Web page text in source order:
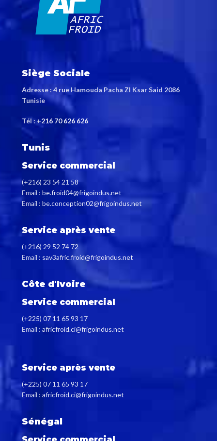
Siège Sociale
Adresse : 4 rue Hamouda Pacha ZI Ksar Said 2086
Tunisie
Tél :+216 70 626 626
Tunis
Service commercial
(+216) 23 54 21 58
Email : be.froid04@frigoindus.net
Email : be.conception02@frigoindus.net
Service après vente
(+216) 29 52 74 72
Email : sav3afric.froid@frigoindus.net
Côte d'Ivoire
Service commercial
(+225) 07 11 65 93 17
Email : africfroid.ci@frigoindus.net
Service après vente
(+225) 07 11 65 93 17
Email : africfroid.ci@frigoindus.net
Sénégal